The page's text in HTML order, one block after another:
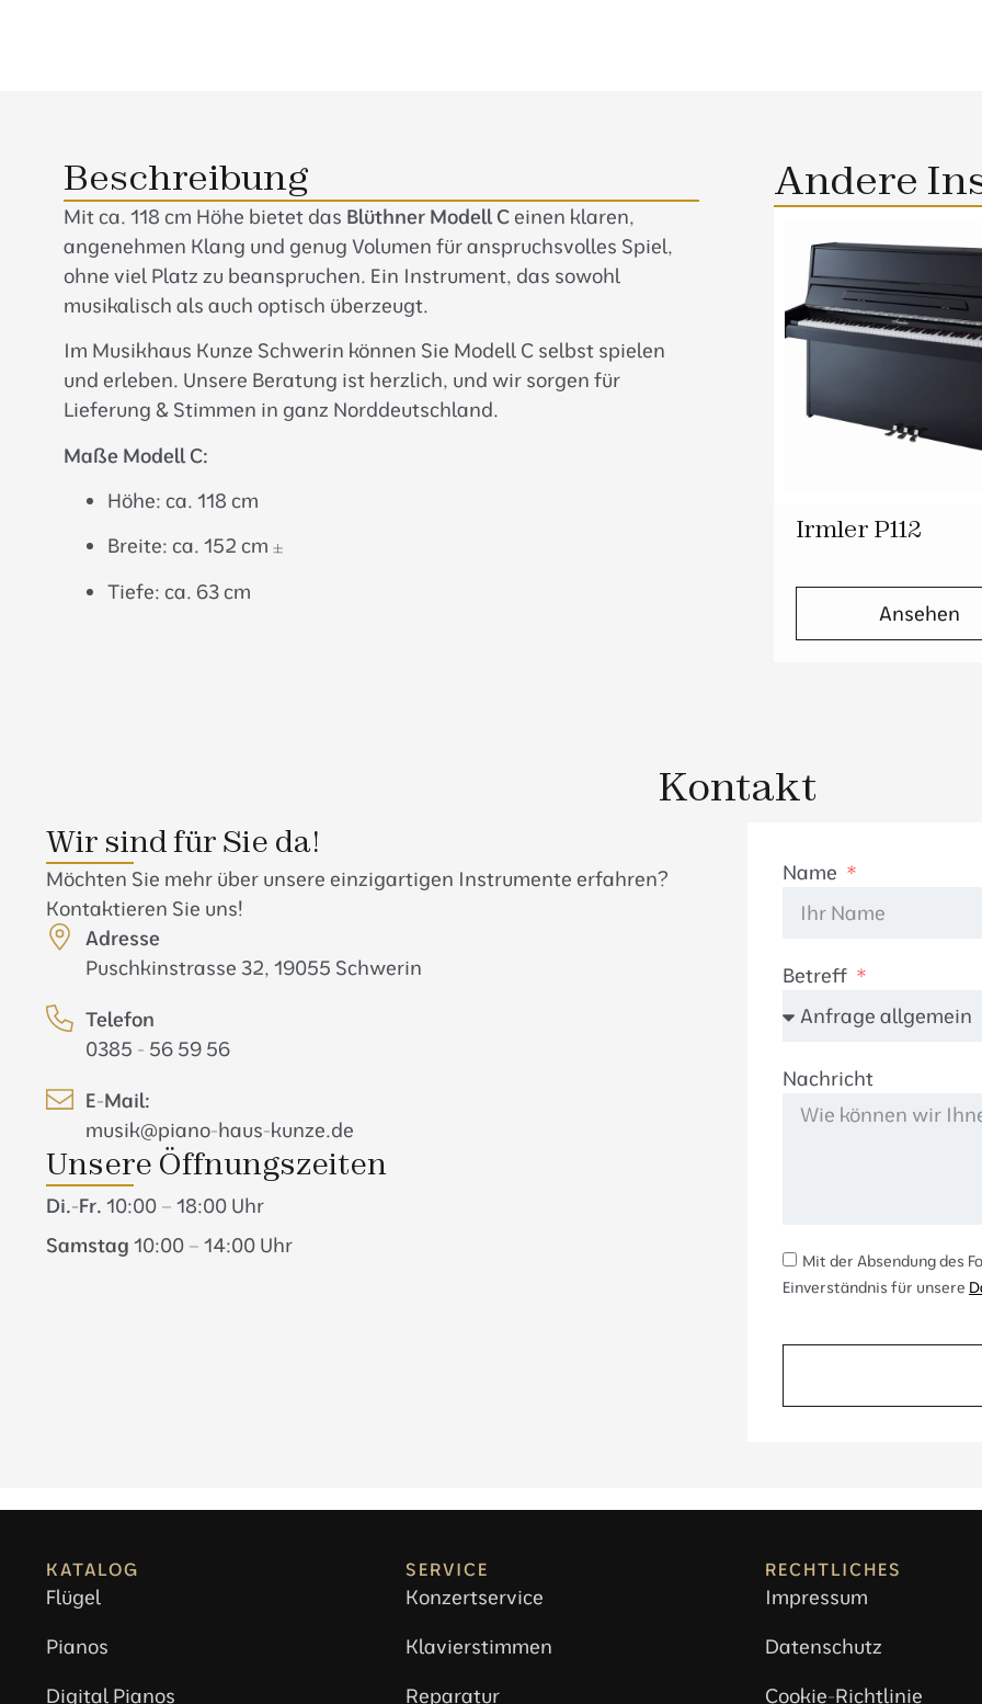
Beschreibung
Mit ca. 118 cm Höhe bietet das Blüthner Modell Ceinen klaren,
angenehmen Klang und genug Volumen für anspruchsvolles Spiel,
ohne viel Platz zu beanspruchen. Ein Instrument, das sowohl
musikalisch als auch optisch überzeugt.
Im Musikhaus Kunze Schwerin können Sie Modell C selbst spielen
und erleben. Unsere Beratung ist herzlich, und wir sorgen für
Lieferung & Stimmen in ganz Norddeutschland.
Maße Modell C:
Höhe: ca. 118 cm
Breite: ca. 152 cm ±
Tiefe: ca. 63 cm
Andere
Irmler P112
Ansehen
Kontakt
Wir sind für Sie da!
Möchten Sie mehr über unsere einzigartigen Instrumente erfahren?
Kontaktieren Sie uns!
Adresse
Puschkinstrasse 32, 19055 Schwerin
Telefon
0385 - 56 59 56
E-Mail:
musik@piano-haus-kunze.de
Unsere Öffnungszeiten
Di.-Fr. 10:00 – 18:00 Uhr
Samstag 10:00 – 14:00 Uhr
Name
Betreff
Nachricht
Mit der Absendung des
Einverständnis für unsere
KATALOG
Flügel
Pianos
Digital Pianos
SERVICE
Konzertservice
Klavierstimmen
Reparatur
RECHTLICHES
Impressum
Datenschutz
Cookie-Richtlinie